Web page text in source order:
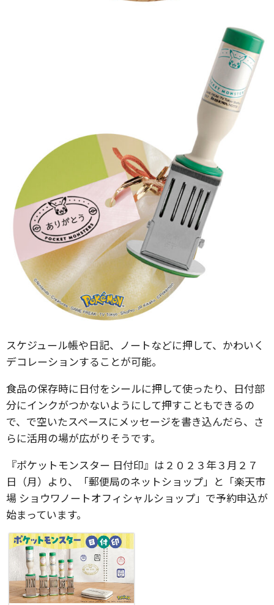
スケジュール帳や日記、ノートなどに押して、かわいく
デコレーションすることが可能。
食品の保存時に日付をシールに押して使ったり、日付部
分にインクがつかないようにして押すこともできるの
で、で空いたスペースにメッセージを書き込んだら、さ
らに活用の場が広がりそうです。
『ポケットモンスター 日付印』は２０２３年３月２７
日（月）より、「郵便局のネットショップ」と「楽天市
場 ショウワノートオフィシャルショップ」で予約申込が
始まっています。